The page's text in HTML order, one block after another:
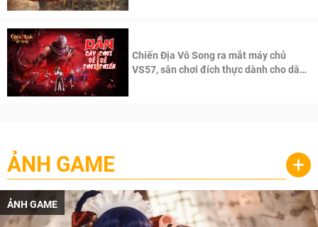
Chiến Địa Vô Song ra mắt máy chủ
VS57, sân chơi đích thực dành cho dân
ẢNH GAME +
ẢNH GAME